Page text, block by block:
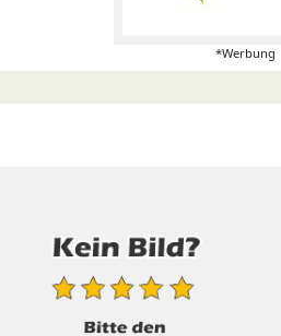
*Werbung